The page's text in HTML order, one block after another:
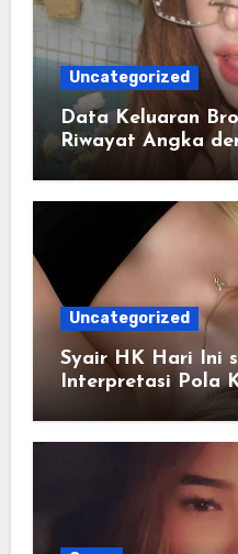
Uncategorized
Data Keluaran
Riwayat Angka
Terstruktur
Uncategorized
Syair HK Hari Ini
Interpretasi Pola